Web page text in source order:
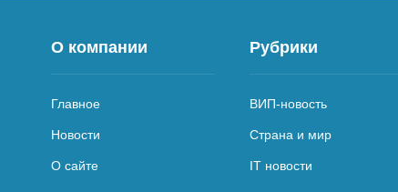
О компании
Главное
Новости
О сайте
Рубрики
ВИП-новость
Страна и мир
IT новости